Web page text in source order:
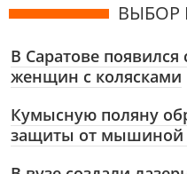
ВЫБОР
В Саратове
женщин с колясками
Кумысную поляну
защиты от мышиной